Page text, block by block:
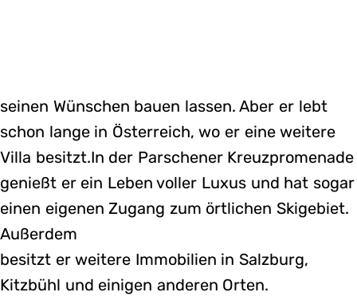
seinen Wünschen bauen lassen. Aber er lebt
schon lange in Österreich, wo er eine weitere
Villa besitzt.In der Parschener Kreuzpromenade
genießt er ein Leben voller Luxus und hat sogar
einen eigenen Zugang zum örtlichen Skigebiet.
Außerdem
besitzt er weitere Immobilien in Salzburg,
Kitzbühl und einigen anderen Orten.